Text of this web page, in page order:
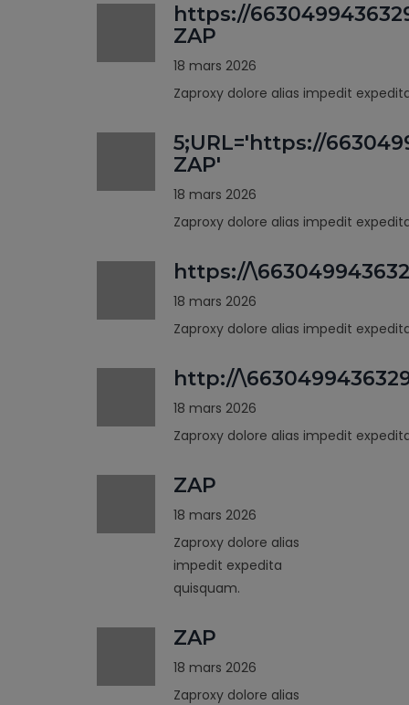
https://
ZAP
18 mars 2026
Zaproxy dolore alias impedit
5;URL='https://
ZAP'
18 mars 2026
Zaproxy dolore alias impedit
https://
18 mars 2026
Zaproxy dolore alias impedit
http://
18 mars 2026
Zaproxy dolore alias impedit
ZAP
18 mars 2026
Zaproxy dolore alias
impedit expedita
quisquam.
ZAP
18 mars 2026
Zaproxy dolore alias